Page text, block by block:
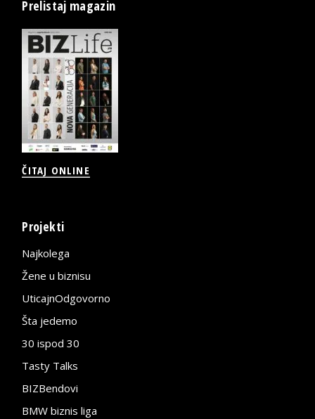
Prelistaj magazin
ČITAJ ONLINE
Projekti
Najkolega
Žene u biznisu
UticajnOdgovorno
Šta jedemo
30 ispod 30
Tasty Talks
BIZBendovi
BMW biznis liga